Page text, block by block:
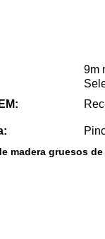
9m
madera gruesos